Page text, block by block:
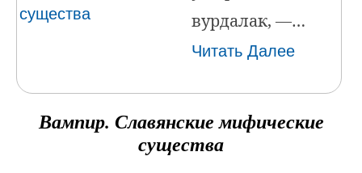
вурдалак, —…
Читать Далее
Вампир. Славянские мифические
существа